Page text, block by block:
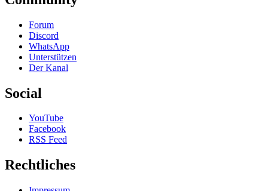
Forum
Discord
WhatsApp
Unterstützen
Der Kanal
Social
YouTube
Facebook
RSS Feed
Rechtliches